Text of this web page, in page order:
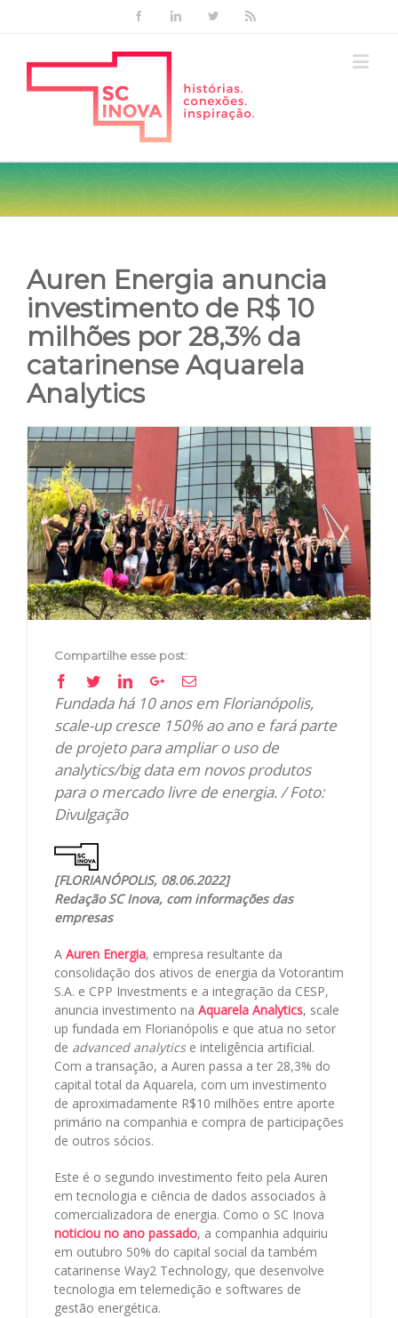
FacebookLinkedinTwitter
Auren Energia anuncia
investimento de R$ 10
milhões por 28,3% da
catarinense Aquarela
Analytics
View
Larger
Image
Compartilhe esse post:
Facebook
TwitterLinkedinGoogle+Email
Fundada há 10 anos em Florianópolis,
scale-up cresce 150% ao ano e fará parte
de projeto para ampliar o uso de
analytics/big data em novos produtos
para o mercado livre de energia. / Foto:
Divulgação
[FLORIANÓPOLIS, 08.06.2022]
Redação SC Inova, com informações das
empresas
A Auren Energia, empresa resultante da
consolidação dos ativos de energia da Votorantim
S.A. e CPP Investments e a integração da CESP,
anuncia investimento na Aquarela Analytics, scale
up fundada em Florianópolis e que atua no setor
de advanced analyticse inteligência artificial.
Com a transação, a Auren passa a ter 28,3% do
capital total da Aquarela, com um investimento
de aproximadamente R$10 milhões entre aporte
primário na companhia e compra de participações
de outros sócios.
Este é o segundo investimento feito pela Auren
em tecnologia e ciência de dados associados à
comercializadora de energia. Como o SC Inova
noticiou no ano passado, a companhia adquiriu
em outubro 50% do capital social da também
catarinense Way2 Technology, que desenvolve
tecnologia em telemedição e softwares de
gestão energética.